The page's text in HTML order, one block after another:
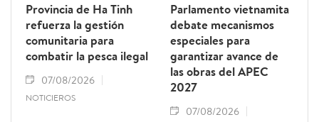
Provincia de Ha Tinh
refuerza la gestión
comunitaria para
combatir la pesca ilegal
07/08/2026
NOTICIEROS
Parlamento vietnamita
debate mecanismos
especiales para
garantizar avance de
las obras del APEC
2027
07/08/2026